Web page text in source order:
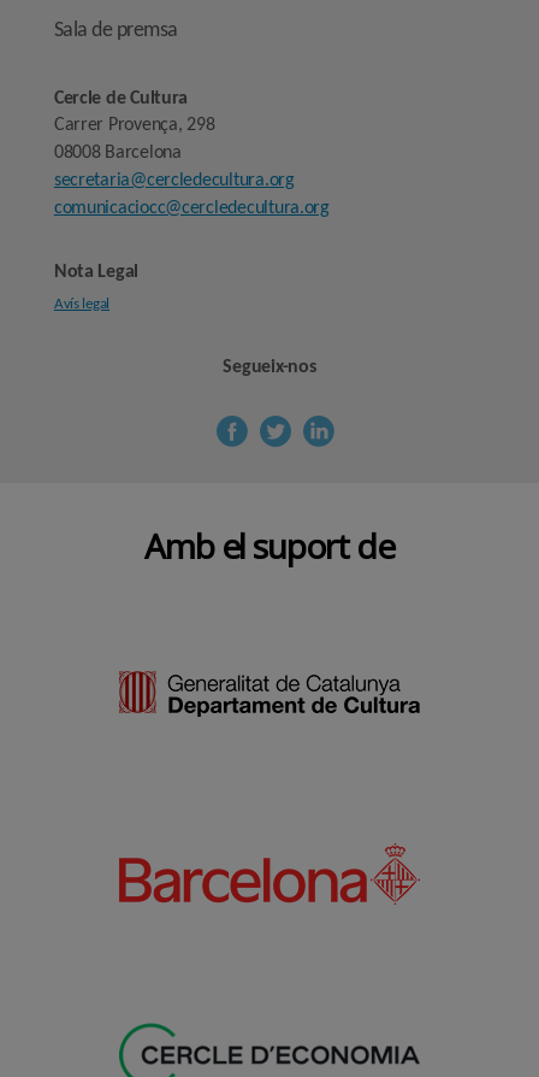
Sala de premsa
Cercle de Cultura
Carrer Provença, 298
08008 Barcelona
secretaria@cercledecultura.org
comunicaciocc@cercledecultura.org
Nota Legal
Avís legal
Segueix-nos
Amb el suport de